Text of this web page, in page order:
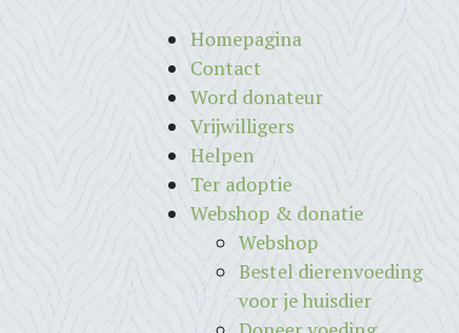
Homepagina
Contact
Word donateur
Vrijwilligers
Helpen
Ter adoptie
Webshop & donatie
Webshop
Bestel dierenvoeding
voor je huisdier